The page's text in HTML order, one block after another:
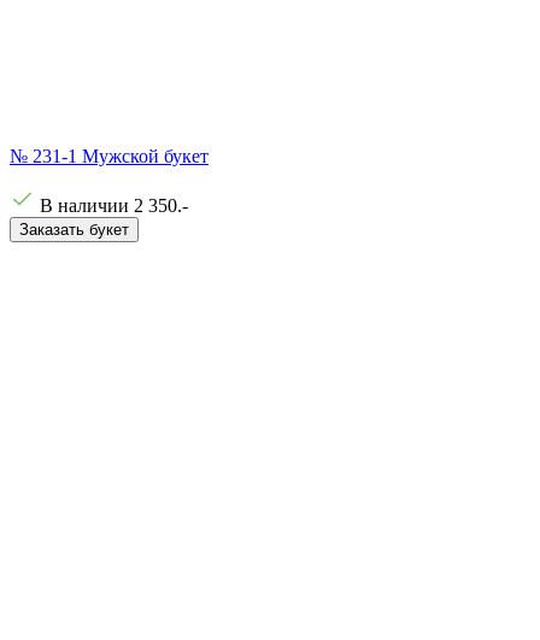
№ 231-1 Мужской букет
В наличии 2 350.-
Заказать букет